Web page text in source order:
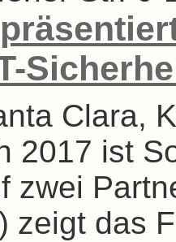
Clara,
2017 ist
zwei
zeigt das